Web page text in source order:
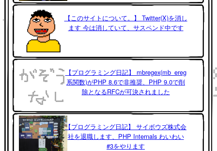
【このサイトについて。】 Twitter(X)を消し
ます 今は消していて、サスペンド中です
【プログラミング日記】 mbregex(mb_ereg
系関数)がPHP 8.6で非推奨、PHP 9.0で削
除となるRFCが可決されました
【プログラミング日記】 サイボウズ株式会
社を退職します、PHP Internals わいわい
#3をやります